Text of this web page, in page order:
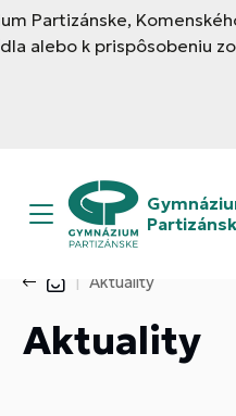
Partizánske,
alebo k prispôsobeniu
Aktuality
Aktuality